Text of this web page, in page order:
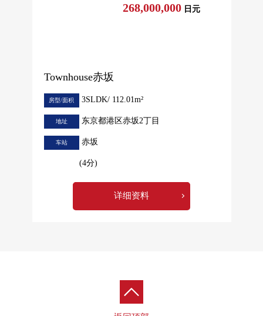
Townhouse赤坂
268,000,000 日元
房型/面积 3SLDK/ 112.01m²
地址 东京都港区赤坂2丁目
车站 赤坂
(4分)
详细资料